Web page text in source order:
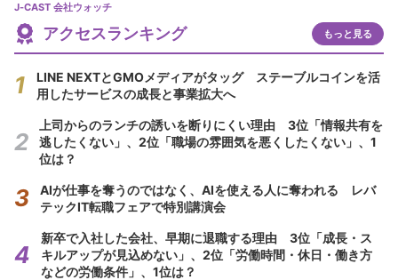
J-CAST 会社ウォッチ
アクセスランキング もっと見る
LINE NEXTとGMOメディアがタッグ ステーブルコインを活
用したサービスの成長と事業拡大へ
上司からのランチの誘いを断りにくい理由 3位「情報共有を
逃したくない」、2位「職場の雰囲気を悪くしたくない」、1
位は？
AIが仕事を奪うのではなく、AIを使える人に奪われる レバ
テックIT転職フェアで特別講演会
新卒で入社した会社、早期に退職する理由 3位「成長・ス
キルアップが見込めない」、2位「労働時間・休日・働き方
などの労働条件」、1位は？